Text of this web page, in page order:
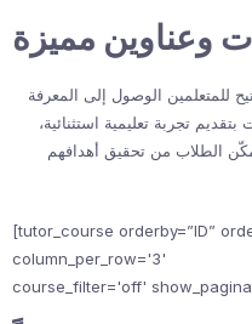
وعناوين مميزة
للمتعلمين الوصول إلى المعرفة
تجربة تعليمية استثنائية،
الطلاب من تحقيق أهدافهم
[tutor_course orderby=”ID”
column_per_row='3'
course_filter='off'